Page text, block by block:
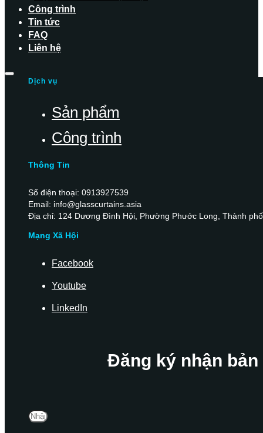
Công trình
Tin tức
FAQ
Liên hệ
Dịch vụ
Sản phẩm
Công trình
Thông Tin
Số điện thoại: 0913927539
Email: info@glasscurtains.asia
Địa chỉ: 124 Dương Đình Hội, Phường Phước Long, Thành
Mạng Xã Hội
Facebook
Youtube
LinkedIn
Đăng ký nhận bản